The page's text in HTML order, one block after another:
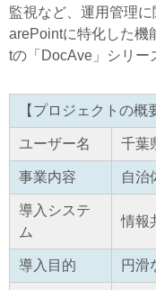
監視など、運用管理
arePointに特化した機
tの「DocAve」シリー
【プロジェクトの概
ユーザー名 千葉
事業内容 自治
導入システ
ム
情報
導入目的 円滑